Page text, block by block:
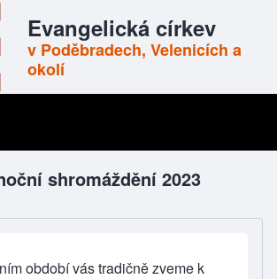
Evangelická církev
v Poděbradech, Velenicích a
okolí
shromáždění 2023
období vás tradičně zveme k